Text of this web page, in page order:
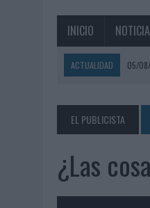
INICIO
ACTUALIDAD 05/
05/08/2026 |
05/08/2026
LUIS
MONEDA”
EL PUBLICISTA
¿Las